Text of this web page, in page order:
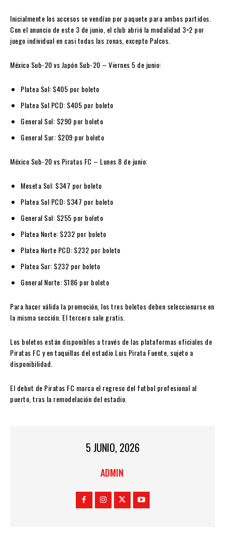
Inicialmente los accesos se vendían por paquete para ambos partidos.
Con el anuncio de este 3 de junio, el club abrió la modalidad 3×2 por
juego individual en casi todas las zonas, excepto Palcos.
México Sub-20 vs Japón Sub-20 – Viernes 5 de junio:
Platea Sol: $405 por boleto
Platea Sol PCD: $405 por boleto
General Sol: $290 por boleto
General Sur: $209 por boleto
México Sub-20 vs Piratas FC – Lunes 8 de junio:
Meseta Sol: $347 por boleto
Platea Sol PCD: $347 por boleto
General Sol: $255 por boleto
Platea Norte: $232 por boleto
Platea Norte PCD: $232 por boleto
Platea Sur: $232 por boleto
General Norte: $186 por boleto
Para hacer válida la promoción, los tres boletos deben seleccionarse en
la misma sección. El tercero sale gratis.
Los boletos están disponibles a través de las plataformas oficiales de
Piratas FC y en taquillas del estadio Luis Pirata Fuente, sujeto a
disponibilidad.
El debut de Piratas FC marca el regreso del futbol profesional al
puerto, tras la remodelación del estadio.
5 JUNIO, 2026
ADMIN